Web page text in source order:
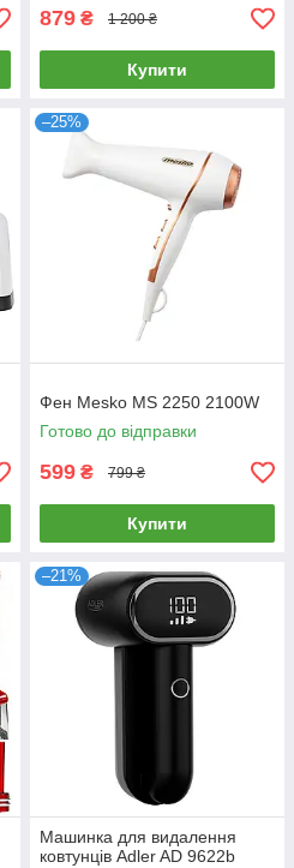
879 ₴ 1 200 ₴
Купити
–25%
Фен Mesko MS 2250 2100W
Готово до відправки
599 ₴ 799 ₴
Купити
–21%
Машинка для видалення
ковтунців Adler AD 9622b